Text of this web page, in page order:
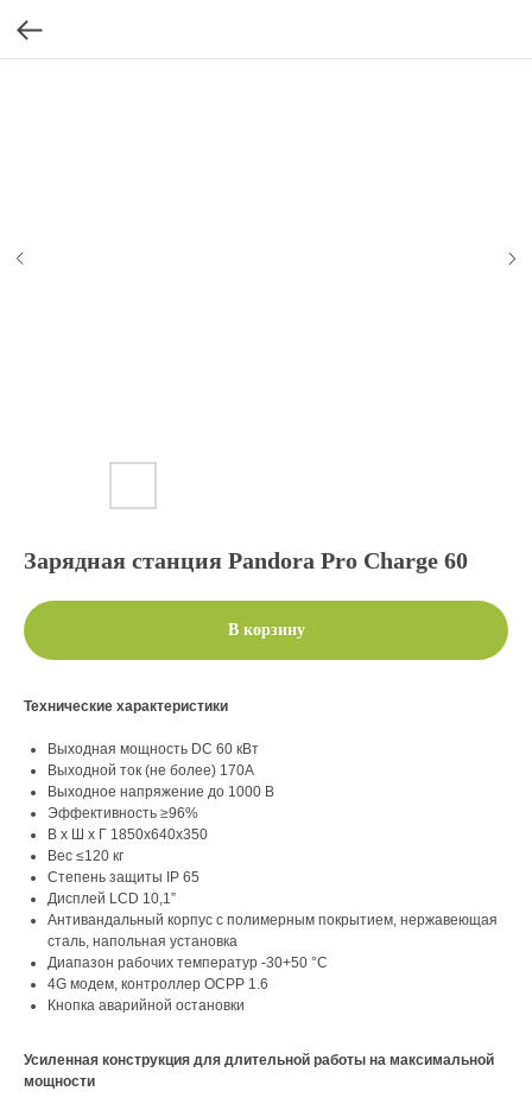
Зарядная станция Pandora Pro Charge 60
В корзину
Технические характеристики
Выходная мощность DC 60 кВт
Выходной ток (не более) 170А
Выходное напряжение до 1000 В
Эффективность ≥96%
В х Ш х Г 1850х640х350
Вес ≤120 кг
Степень защиты IP 65
Дисплей LCD 10,1”
Антивандальный корпус с полимерным покрытием, нержавеющая
сталь, напольная установка
Диапазон рабочих температур -30+50 °C
4G модем, контроллер OCPP 1.6
Кнопка аварийной остановки
Усиленная конструкция для длительной работы на максимальной
мощности